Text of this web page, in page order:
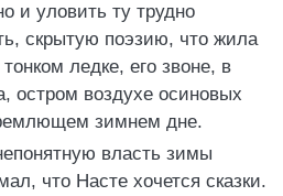
и уловить ту трудно
скрытую поэзию, что жила
ледке, его звоне, в
остром воздухе осиновых
зимнем дне.
власть зимы
что Насте хочется сказки.